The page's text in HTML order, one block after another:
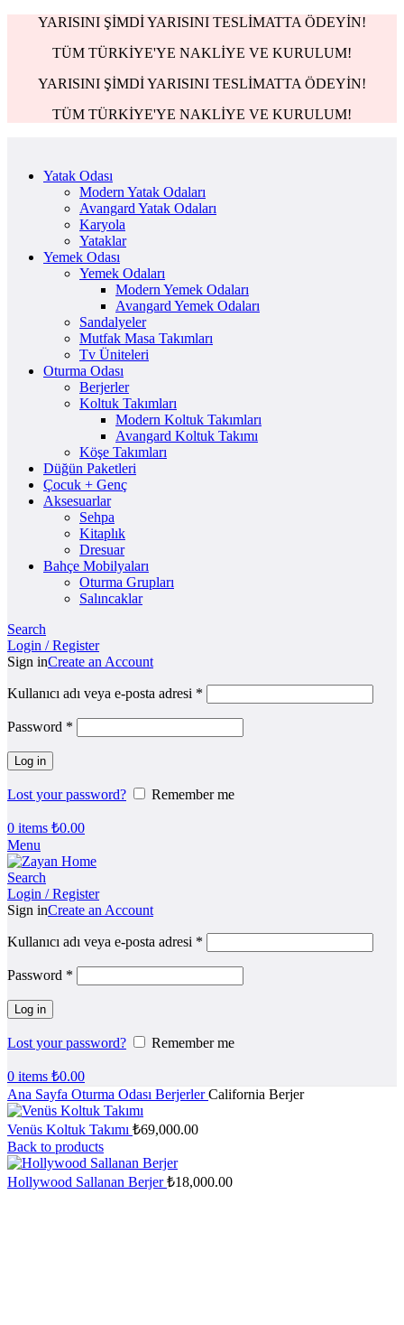
YARISINI ŞİMDİ YARISINI TESLİMATTA ÖDEYİN!
TÜM TÜRKİYE'YE NAKLİYE VE KURULUM!
YARISINI ŞİMDİ YARISINI TESLİMATTA ÖDEYİN!
TÜM TÜRKİYE'YE NAKLİYE VE KURULUM!
Yatak Odası
Modern Yatak Odaları
Avangard Yatak Odaları
Karyola
Yataklar
Yemek Odası
Yemek Odaları
Modern Yemek Odaları
Avangard Yemek Odaları
Sandalyeler
Mutfak Masa Takımları
Tv Üniteleri
Oturma Odası
Berjerler
Koltuk Takımları
Modern Koltuk Takımları
Avangard Koltuk Takımı
Köşe Takımları
Düğün Paketleri
Çocuk + Genç
Aksesuarlar
Sehpa
Kitaplık
Dresuar
Bahçe Mobilyaları
Oturma Grupları
Salıncaklar
Search
Login / Register
Sign inCreate an Account
Kullanıcı adı veya e-posta adresi *
Password *
Log in
Lost your password? Remember me
0 items ₺0.00
Menu
Search
Login / Register
Sign inCreate an Account
Kullanıcı adı veya e-posta adresi *
Password *
Log in
Lost your password? Remember me
0 items ₺0.00
Ana Sayfa Oturma Odası BerjerlerCalifornia Berjer
Venüs Koltuk Takımı ₺69,000.00
Back to products
Hollywood Sallanan Berjer₺18,000.00